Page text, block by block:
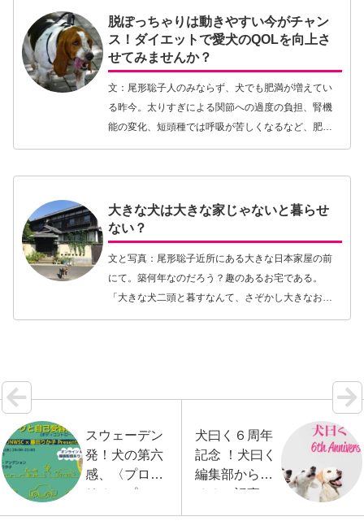
脱ぽっちゃりは動きやすい今がチャン
ス！ダイエットで愛犬のQOLを向上さ
せてみませんか？
文：尾形聡子人のみならず、犬でも肥満が増えてい
る昨今。太りすぎによる関節への過度の負担、腎機
能の変化、短頭種では呼吸が苦しくなるなど、肥満
大きな犬は大きな家じゃないと暮らせ
ない？
文と写真：尾形聡子近所にある大きな日本家屋の前
にて。築何年なのだろう？趣のあるお宅である。
「大きな犬二頭と暮すなんて、さぞかし大きなお家
スウェーデン
発！犬の第六
感、〈プロプ
リオセプショ
ン〉をアップ
犬曰く６周年
記念 ！犬曰く
編集部からイ
チオシ記事、
ベスト10